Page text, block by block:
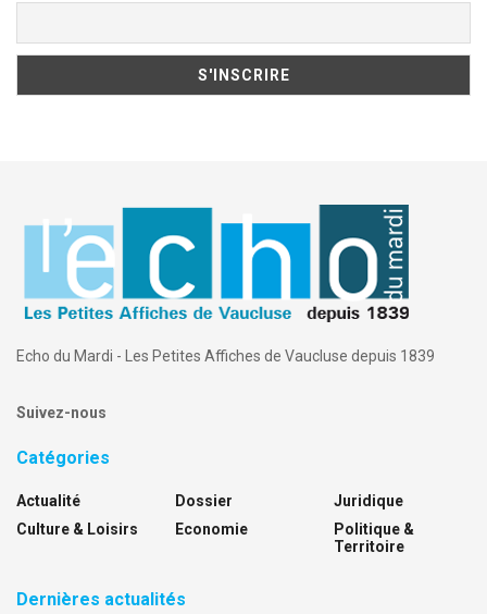
Echo du Mardi - Les Petites Affiches de Vaucluse depuis 1839
Suivez-nous
Catégories
Actualité
Culture & Loisirs
Dossier
Economie
Juridique
Politique &
Territoire
Dernières actualités